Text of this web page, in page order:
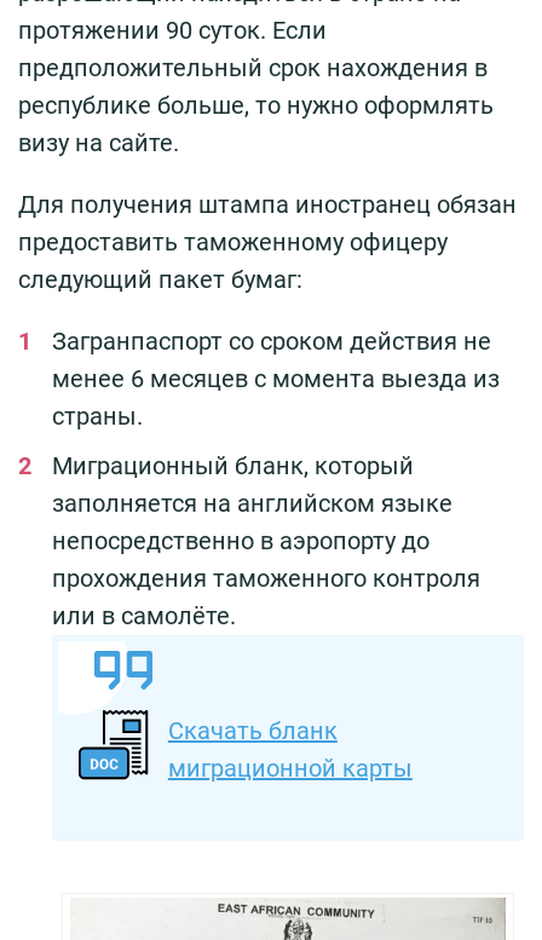
протяжении 90 суток. Если
предположительный срок нахождения в
республике больше, то нужно оформлять
визу на сайте.
Для получения штампа иностранец обязан
предоставить таможенному офицеру
следующий пакет бумаг:
Загранпаспорт со сроком действия не
менее 6 месяцев с момента выезда из
страны.
Миграционный бланк, который
заполняется на английском языке
непосредственно в аэропорту до
прохождения таможенного контроля
или в самолёте.
Скачать бланк
миграционной карты